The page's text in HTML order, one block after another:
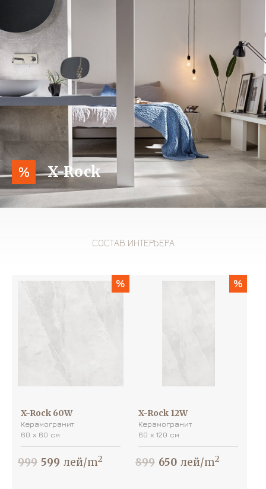
% X-Rock
СОСТАВ ИНТЕРЬЕРА
%
X-Rock 60W
Керамогранит
60 х 60 см
999 599 лей/m2
%
X-Rock 12W
Керамогранит
60 х 120 см
899 650 лей/m2